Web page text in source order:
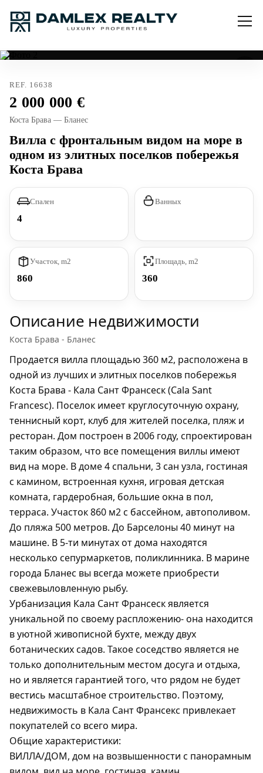
REF. 16638
2 000 000
Коста Брава — Бланес
Вилла с фронтальным видом на море в
одном из элитных поселков побережья
Коста Брава
Спален
4
Ванных
Участок, m2
860
Площадь, m2
360
Описание недвижимости
Коста Брава - Бланес
Продается вилла площадью 360 м2, расположена в
одной из лучших и элитных поселков побережья
Коста Брава - Кала Сант Франсеск (Cala Sant
Francesc). Поселок имеет круглосуточную охрану,
теннисный корт, клуб для жителей поселка, пляж и
ресторан. Дом построен в 2006 году, спроектирован
таким образом, что все помещения виллы имеют
вид на море. В доме 4 спальни, 3 сан узла, гостиная
с камином, встроенная кухня, игровая детская
комната, гардеробная, большие окна в пол,
терраса. Участок 860 м2 с бассейном, автополивом.
До пляжа 500 метров. До Барселоны 40 минут на
машине. В 5-ти минутах от дома находятся
несколько сепурмаркетов, поликлинника. В марине
города Бланес вы всегда можете приобрести
свежевыловленную рыбу.
Урбанизация Кала Сант Франсеск является
уникальной по своему распложению- она находится
в уютной живописной бухте, между двух
ботанических садов. Такое соседство является не
только дополнительным местом досуга и отдыха,
но и является гарантией того, что рядом не будет
вестись масштабное строительство. Поэтому,
недвижимость в Кала Сант Франсекс привлекает
покупателей со всего мира.
Общие характеристики:
ВИЛЛА/ДОМ, дом на возвышенности с панорамным